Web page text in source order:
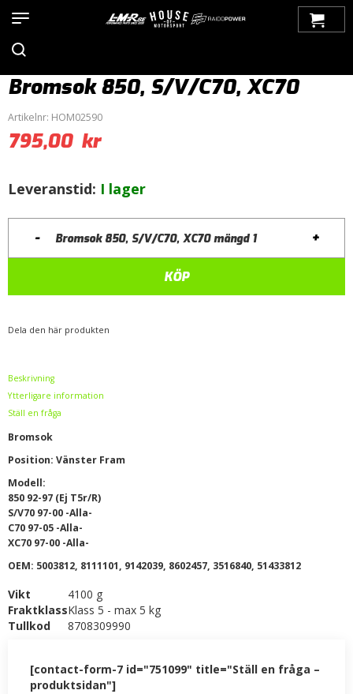
C70 (1997-2005)>
Bromsar
Bromsok 850, S/V/C70, XC70
Artikelnr: HOM02590
795,00 kr
Leveranstid: I lager
- Bromsok 850, S/V/C70, XC70 mängd +
KÖP
Dela den här produkten
Beskrivning
Ytterligare information
Ställ en fråga
Bromsok
Position: Vänster Fram
Modell:
850 92-97 (Ej T5r/R)
S/V70 97-00 -Alla-
C70 97-05 -Alla-
XC70 97-00 -Alla-
OEM: 5003812, 8111101, 9142039, 8602457, 3516840, 51433812
Vikt
4100 g
FraktklassKlass 5 - max 5 kg
Tullkod
8708309990
[contact-form-7 id="751099" title="Ställ en fråga –
produktsidan"]